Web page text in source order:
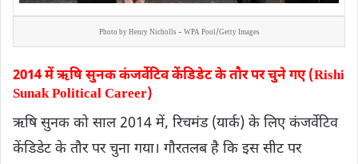
Photo by Henry Nicholls – WPA Pool/Getty Images
2014 में ऋषि सुनक कंजर्वेटिव केंडिडेट के तौर पर चुने गए (Rishi
Sunak Political Career)
ऋषि सुनक को साल 2014 में, रिचमंड (यार्क) के लिए कंजर्वेटिव
केंडिडेट के तौर पर चुना गया। गौरतलब है कि इस सीट पर